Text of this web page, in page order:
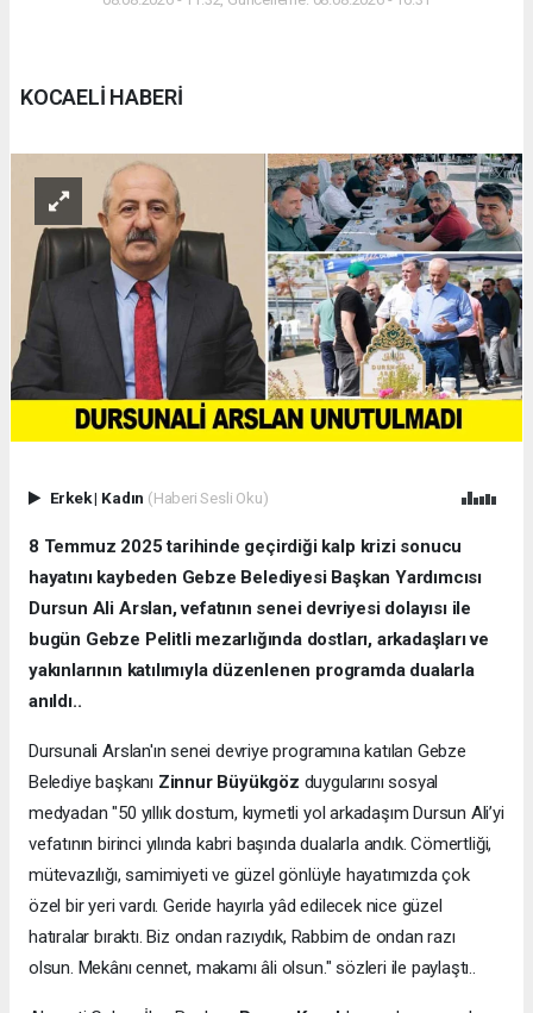
KOCAELİ HABERİ
Erkek| Kadın (Haberi Sesli Oku)
8 Temmuz 2025 tarihinde geçirdiği kalp krizi sonucu
hayatını kaybeden Gebze Belediyesi Başkan Yardımcısı
Dursun Ali Arslan, vefatının senei devriyesi dolayısı ile
bugün Gebze Pelitli mezarlığında dostları, arkadaşları ve
yakınlarının katılımıyla düzenlenen programda dualarla
anıldı..
Dursunali Arslan'ın senei devriye programına katılan Gebze
Belediye başkanı Zinnur Büyükgöz duygularını sosyal
medyadan "50 yıllık dostum, kıymetli yol arkadaşım Dursun Ali’yi
vefatının birinci yılında kabri başında dualarla andık. Cömertliği,
mütevazılığı, samimiyeti ve güzel gönlüyle hayatımızda çok
özel bir yeri vardı. Geride hayırla yâd edilecek nice güzel
hatıralar bıraktı. Biz ondan razıydık, Rabbim de ondan razı
olsun. Mekânı cennet, makamı âli olsun." sözleri ile paylaştı..